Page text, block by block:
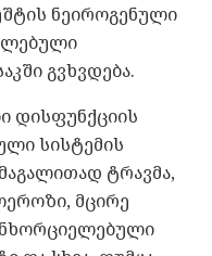
ნეიროგენული
გვხვდება.
დისფუნქციის
სისტემის
ტრავმა,
მცირე